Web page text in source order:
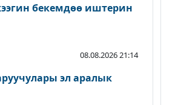
бекемдөө иштерин
08.08.2026 21:14
эл аралык